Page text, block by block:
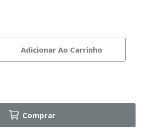
Adicionar Ao Carrinho
Comprar